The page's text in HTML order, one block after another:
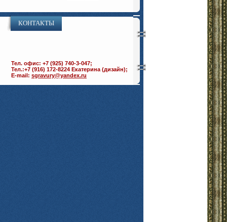
КОНТАКТЫ
Тел. офис: +7 (925) 740-3-047;
Тел.:+7 (916) 172-8224 Екатерина (дизайн);
E-mail: sgravury@yandex.ru